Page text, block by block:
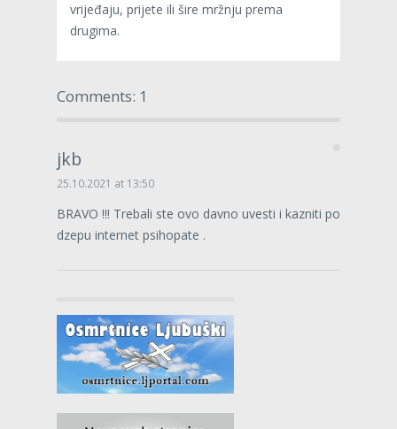
vrijeđaju, prijete ili šire mržnju prema
drugima.
Comments: 1
jkb
25.10.2021 at 13:50
BRAVO !!! Trebali ste ovo davno uvesti i kazniti po
dzepu internet psihopate .